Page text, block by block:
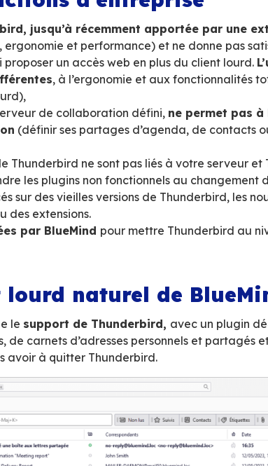
BlueMind
entièrement pensé pour
entreprise la référence est
est un bon client mail, il est un piètre
entreprise.BlueMind propose
à ces problématiques.
de fonctions
Thunderbird, jusqu’à
ergonomie et
différentes
, à
ou client lourd),
client sans serveur de collaboration
collaboration(définir ses partages
à jourde Thunderbird ne sont
API et rendre les plugins non
sont coincés sur des vieilles
serveur ou des extensions.